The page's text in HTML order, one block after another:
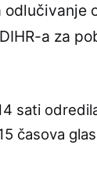
a za
sati
časova